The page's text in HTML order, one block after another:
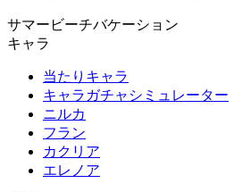
サマービーチバケーション
キャラ
当たりキャラ
キャラガチャシミュレーター
ニルカ
フラン
カクリア
エレノア